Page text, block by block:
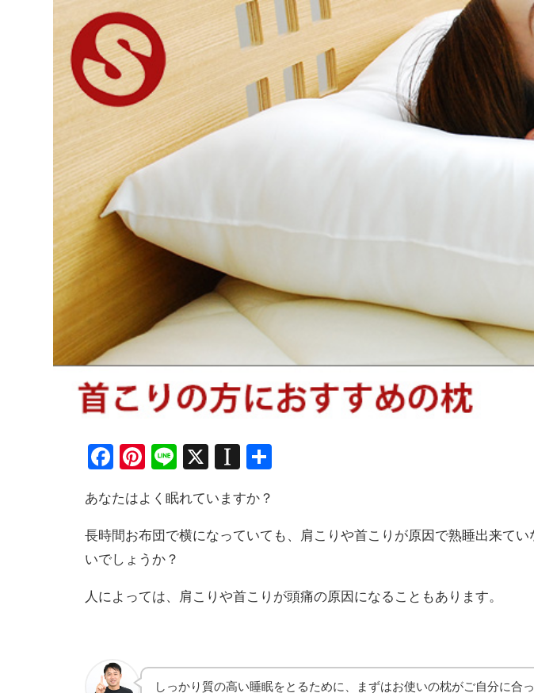
Facebook
Pinterest
Line
X Instapaper
あなたはよく眠れていますか？
長時間お布団で横になっていても、肩こりや首こりが原因で熟睡出来て
いでしょうか？
人によっては、肩こりや首こりが頭痛の原因になることもあります。
しっかり質の高い睡眠をとるために、まずはお使いの枕がご自分に合